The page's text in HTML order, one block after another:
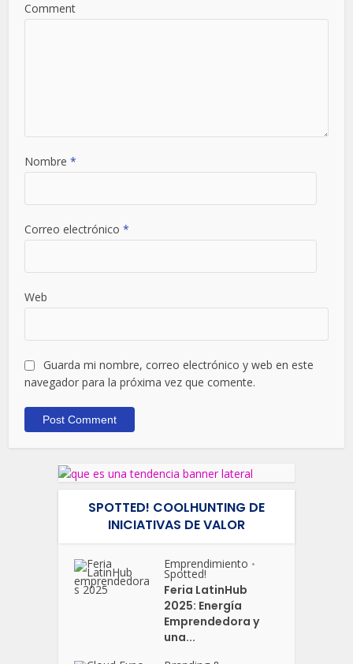
Comment
Nombre*
Correo electrónico*
Web
Guarda mi nombre, correo electrónico y web en este
navegador para la próxima vez que comente.
SPOTTED! COOLHUNTING DE
INICIATIVAS DE VALOR
Emprendimiento •
Spotted!
Feria LatinHub
2025: Energía
Emprendedora y
una...